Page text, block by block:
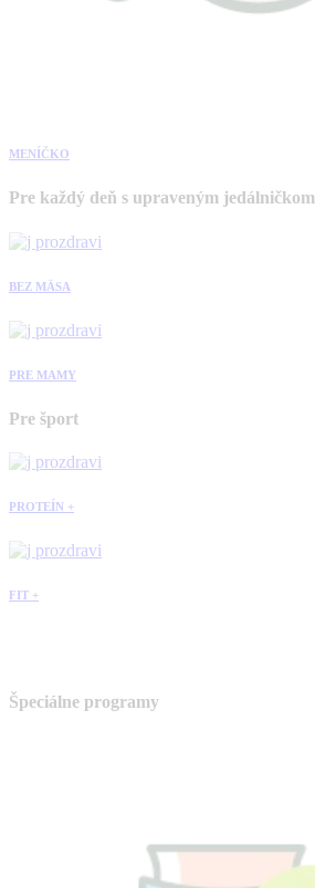
MENÍČKO
Pre každý deň s upraveným jedálničkom
BEZ MÄSA
PRE MAMY
Pre šport
PROTEÍN +
FIT +
Špeciálne programy